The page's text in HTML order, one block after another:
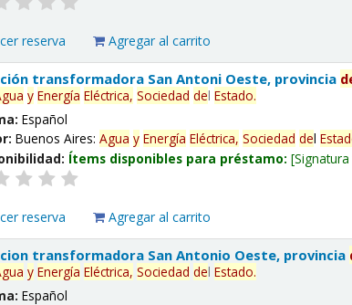
reserva Agregar al carrito
transformadora San Antoni Oeste, provincia
y Energía Eléctrica, Sociedad delEstado.
Español
Buenos Aires:Agua y Energía Eléctrica, Sociedad del
Ítems disponibles para préstamo:
reserva Agregar al carrito
transformadora San Antonio Oeste, provincia
y Energía Eléctrica, Sociedad delEstado.
Español